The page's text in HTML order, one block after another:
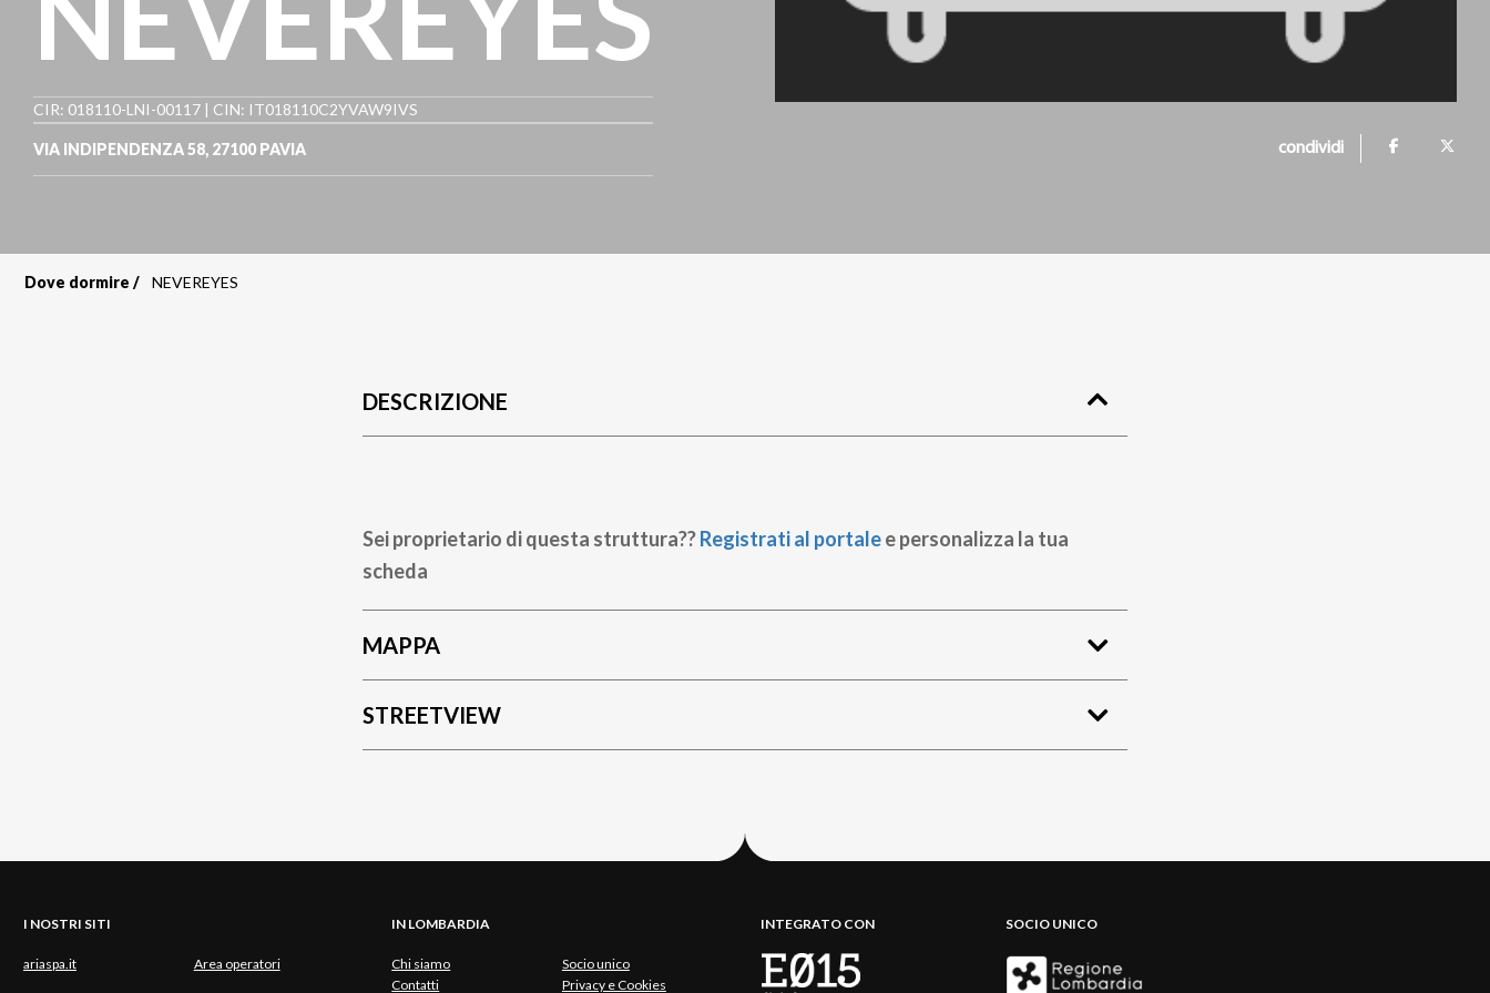
CIR: 018110-LNI-00117 | CIN: IT018110C2YVAW9IVS
VIA INDIPENDENZA 58, 27100 PAVIA condividi
Dove dormire NEVEREYES
DESCRIZIONE
Sei proprietario di questa struttura??Registrati al portalee personalizza la tua
scheda
MAPPA
STREETVIEW
I NOSTRI SITI
ariaspa.it Area operatori
IN LOMBARDIA
Chi siamo
Socio unico
Contatti
Privacy e Cookies
INTEGRATO CON SOCIO UNICO